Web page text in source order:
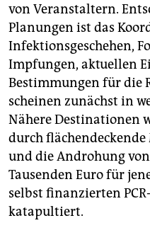
von Veranstaltern.
Planungen ist das
Infektionsgeschehen,
Impfungen, aktuellen
Bestimmungen für die
scheinen zunächst in
Nähere Destinationen
durch
und die Androhung
Tausenden Euro für
selbst finanzierten
katapultiert.